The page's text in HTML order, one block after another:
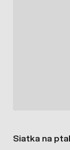
Siatka na